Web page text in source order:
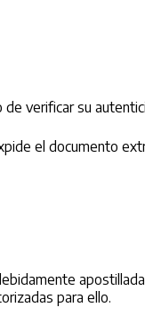
verificar su
el documento
para ello.